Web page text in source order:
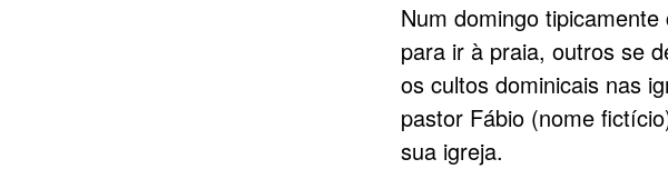
Num domingo
para ir à praia, outros se
os cultos dominicais nas
pastor Fábio (nome
sua igreja.